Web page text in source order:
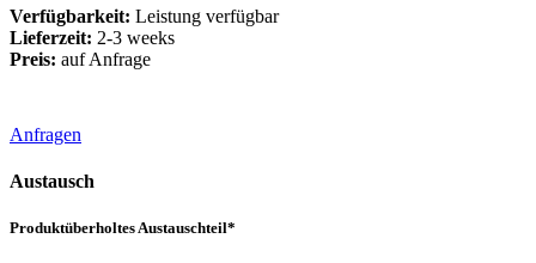
Verfügbarkeit: Leistung verfügbar
Lieferzeit: 2-3 weeks
Preis: auf Anfrage
Anfragen
Austausch
Produktüberholtes Austauschteil*